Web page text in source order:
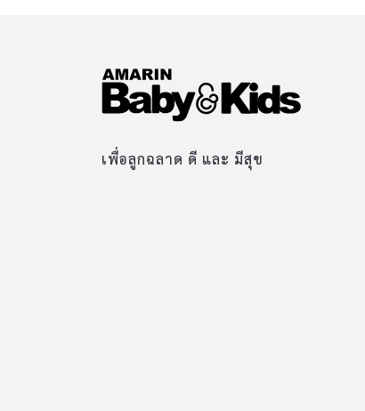
เพื่อลูกฉลาด ดี และ มีสุข